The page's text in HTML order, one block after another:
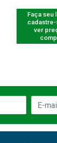
Faça seu
ver